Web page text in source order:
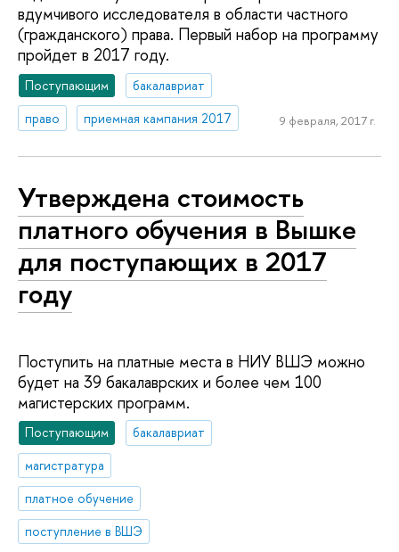
вдумчивого исследователя в области частного
(гражданского) права. Первый набор на программу
пройдет в 2017 году.
Поступающим
бакалавриат
право
приемная кампания 2017 9 февраля, 2017 г.
Утверждена стоимость
платного обучения в Вышке
для поступающих в 2017
году
Поступить на платные места в НИУ ВШЭ можно
будет на 39 бакалаврских и более чем 100
магистерских программ.
Поступающим
бакалавриат
магистратура
платное обучение
поступление в ВШЭ